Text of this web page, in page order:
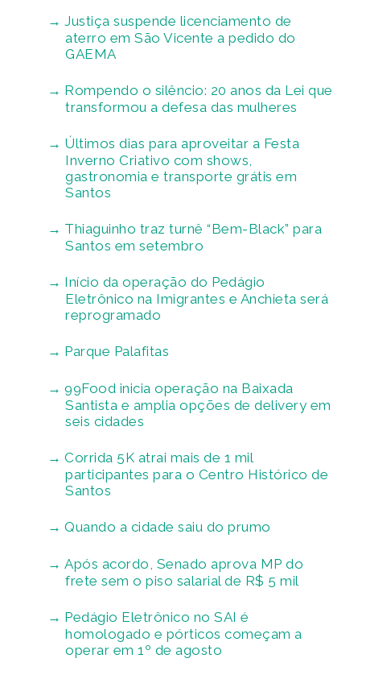
Justiça suspende licenciamento de
aterro em São Vicente a pedido do
GAEMA
Rompendo o silêncio: 20 anos da Lei que
transformou a defesa das mulheres
Últimos dias para aproveitar a Festa
Inverno Criativo com shows,
gastronomia e transporte grátis em
Santos
Thiaguinho traz turnê “Bem-Black” para
Santos em setembro
Início da operação do Pedágio
Eletrônico na Imigrantes e Anchieta será
reprogramado
Parque Palafitas
99Food inicia operação na Baixada
Santista e amplia opções de delivery em
seis cidades
Corrida 5K atrai mais de 1 mil
participantes para o Centro Histórico de
Santos
Quando a cidade saiu do prumo
Após acordo, Senado aprova MP do
frete sem o piso salarial de R$ 5 mil
Pedágio Eletrônico no SAI é
homologado e pórticos começam a
operar em 1º de agosto